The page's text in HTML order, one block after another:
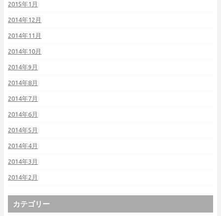
2015年1月
2014年12月
2014年11月
2014年10月
2014年9月
2014年8月
2014年7月
2014年6月
2014年5月
2014年4月
2014年3月
2014年2月
カテゴリー